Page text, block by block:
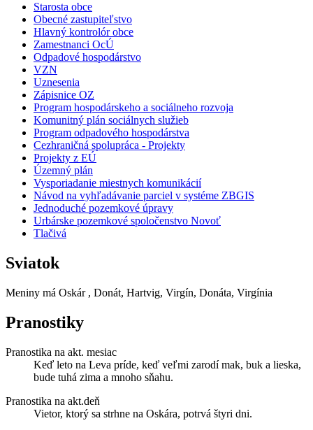
Starosta obce
Obecné zastupiteľstvo
Hlavný kontrolór obce
Zamestnanci OcÚ
Odpadové hospodárstvo
VZN
Uznesenia
Zápisnice OZ
Program hospodárskeho a sociálneho rozvoja
Komunitný plán sociálnych služieb
Program odpadového hospodárstva
Cezhraničná spolupráca - Projekty
Projekty z EÚ
Územný plán
Vysporiadanie miestnych komunikácií
Návod na vyhľadávanie parciel v systéme ZBGIS
Jednoduché pozemkové úpravy
Urbárske pozemkové spoločenstvo Novoť
Tlačivá
Sviatok
Meniny má Oskár , Donát, Hartvig, Virgín, Donáta, Virgínia
Pranostiky
Pranostika na akt. mesiac
Keď leto na Leva príde, keď veľmi zarodí mak, buk a lieska,
bude tuhá zima a mnoho sňahu.
Pranostika na akt.deň
Vietor, ktorý sa strhne na Oskára, potrvá štyri dni.